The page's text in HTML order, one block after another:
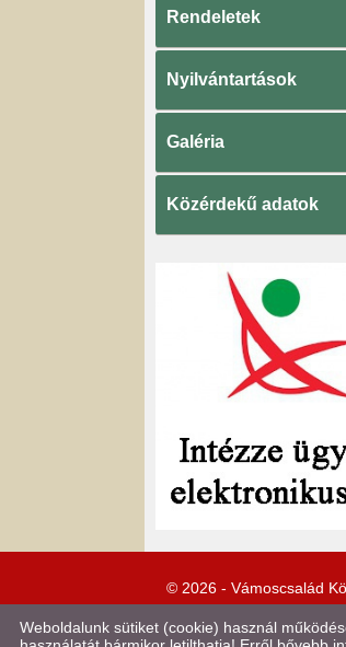
Rendeletek
Nyilvántartások
Galéria
Közérdekű adatok
© 2026 - Vámoscsalád
Weboldalunk sütiket (cookie) használ